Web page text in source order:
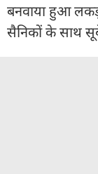
बनवाया हुआ
सैनिकों के साथ